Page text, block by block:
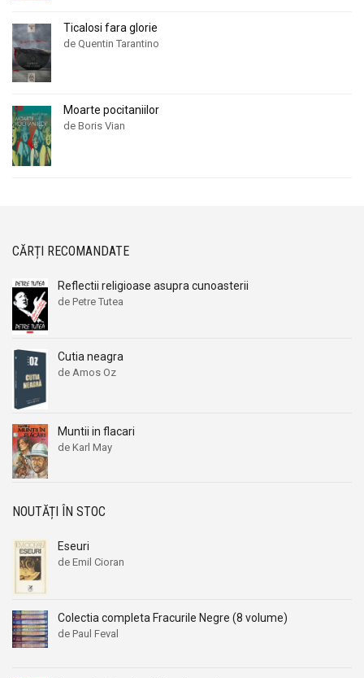
Ticalosi fara glorie
de Quentin Tarantino
Moarte pocitaniilor
de Boris Vian
CĂRȚI RECOMANDATE
Reflectii religioase asupra cunoasterii
de Petre Tutea
Cutia neagra
de Amos Oz
Muntii in flacari
de Karl May
NOUTĂȚI ÎN STOC
Eseuri
de Emil Cioran
Colectia completa Fracurile Negre (8 volume)
de Paul Feval